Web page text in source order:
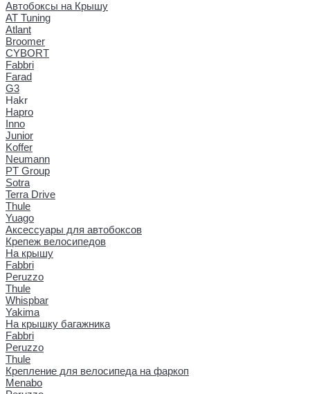
Автобоксы на Крышу
AT Tuning
Atlant
Broomer
CYBORT
Fabbri
Farad
G3
Hakr
Hapro
Inno
Junior
Koffer
Neumann
PT Group
Sotra
Terra Drive
Thule
Yuago
Аксессуары для автобоксов
Крепеж велосипедов
На крышу
Fabbri
Peruzzo
Thule
Whispbar
Yakima
На крышку багажника
Fabbri
Peruzzo
Thule
Крепление для велосипеда на фаркоп
Menabo